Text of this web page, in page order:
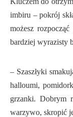
imbiru – pokrój
możesz
bardziej wyrazisty
– Szaszłyki
halloumi,
grzanki. Dobrym
warzywo, skropić